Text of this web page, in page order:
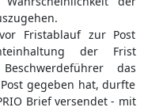
Fristablauf zur Post
der Frist
das
gegeben hat, durfte
Brief versendet - mit